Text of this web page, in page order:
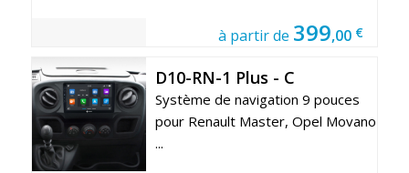
à partir de 399,00 €
D10-RN-1 Plus - C
Système de navigation 9 pouces
pour Renault Master, Opel Movano
...